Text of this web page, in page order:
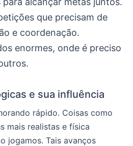
que precisam de
e coordenação.
enormes, onde é preciso
e sua influência
rápido. Coisas como
mais realistas e física
jogamos. Tais avanços